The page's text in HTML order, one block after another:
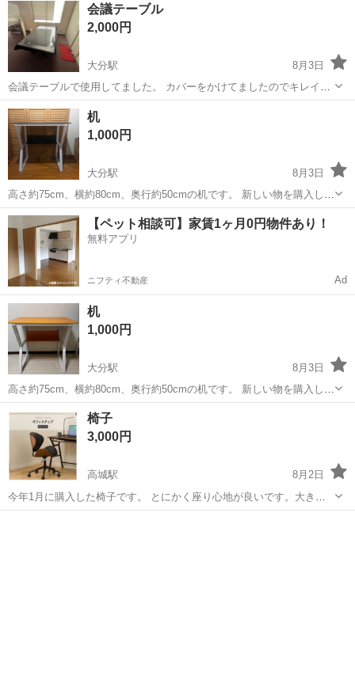
会議テーブル
2,000円
大分駅
8月3日
会議テーブルで使用してました。 カバーをかけてましたのでキレイな
方だと思います。 ダイニングテーブルにも使えると思います。 幅
210cm×奥行100cm×高さ68cm 現地まで引き取りお願い致します。
大分 大分市
机
1,000円
大分駅
8月3日
高さ約75cm、横約80cm、奥行約50cmの机です。 新しい物を購入し、
不要になったので出品です 色違いの机も出品してます 机が乗るお車で
お越しください。 大在でのお取引も可能です
大分 大分市 大分駅 オフィス用家具
【ペット相談可】家賃1ヶ月0円物件あり！
無料アプリ
ニフティ不動産 Ad
机
1,000円
大分駅
8月3日
高さ約75cm、横約80cm、奥行約50cmの机です。 新しい物を購入し、
不要になったので出品です 色違いの机も出品してます 机が乗るお車で
お越しください。 大在でのお取引も可能です
大分 大分市 大分駅
椅子
3,000円
高城駅
8月2日
今年1月に購入した椅子です。 とにかく座り心地が良いです。大きす
ぎず小さすぎずのサイズ感です。 デスクを買い替えることとなり、そ